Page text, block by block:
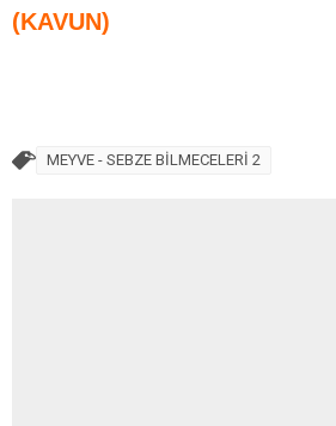
(KAVUN)
MEYVE - SEBZE BİLMECELERİ 2